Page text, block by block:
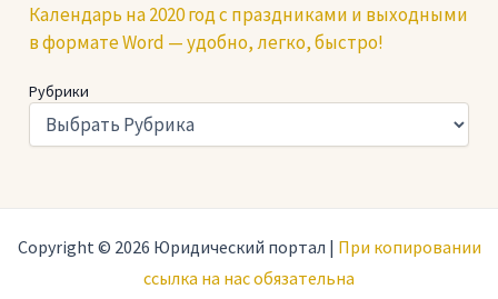
Календарь на 2020 год с праздниками и выходными
в формате Word — удобно, легко, быстро!
Рубрики
Copyright © 2026 Юридический портал | При копировании
ссылка на нас обязательна